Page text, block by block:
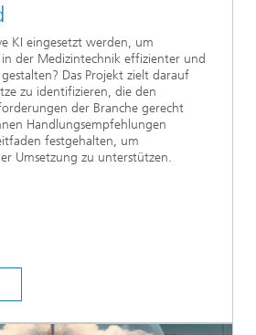
KI eingesetzt werden, um
in der Medizintechnik effizienter und
Das Projekt zielt darauf
zu identifizieren, die den
der Branche gerecht
Handlungsempfehlungen
festgehalten, um
Umsetzung zu unterstützen.